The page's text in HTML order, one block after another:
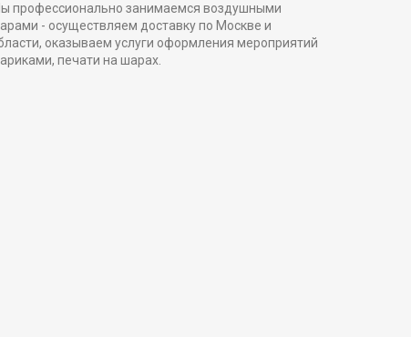
профессионально занимаемся воздушными
- осуществляем доставку по Москве и
оказываем услуги оформления мероприятий
печати на шарах.